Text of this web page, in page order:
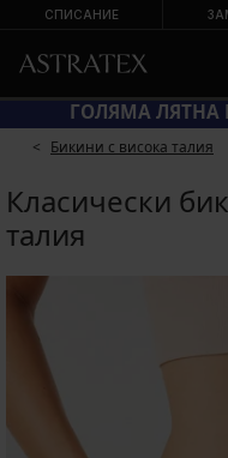
СПИСАНИЕ
= СУТИЕНИ −20 %
Бикини с висока талия
Класически
талия